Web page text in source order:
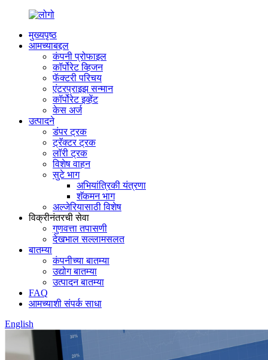
मुख्यपृष्ठ
आमच्याबद्दल
कंपनी प्रोफाइल
कॉर्पोरेट व्हिजन
फॅक्टरी परिचय
एंटरप्राइझ सन्मान
कॉर्पोरेट इव्हेंट
केस अर्ज
उत्पादने
डंपर ट्रक
ट्रॅक्टर ट्रक
लॉरी ट्रक
विशेष वाहन
सुटे भाग
अभियांत्रिकी यंत्रणा
शॅकमन भाग
अल्जेरियासाठी विशेष
विक्रीनंतरची सेवा
गुणवत्ता तपासणी
देखभाल सल्लामसलत
बातम्या
कंपनीच्या बातम्या
उद्योग बातम्या
उत्पादन बातम्या
FAQ
आमच्याशी संपर्क साधा
English